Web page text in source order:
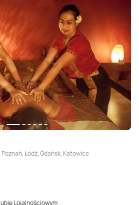
Łódź, Gdańsk, Katowice
Lojalnościowym